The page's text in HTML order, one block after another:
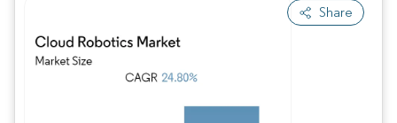
Share